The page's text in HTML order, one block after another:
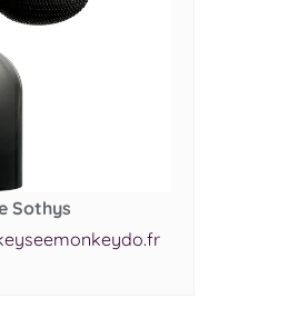
Sothys